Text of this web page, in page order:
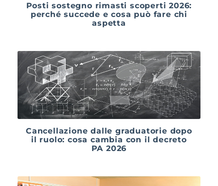
Posti sostegno rimasti scoperti 2026:
perché succede e cosa può fare chi
aspetta
Cancellazione dalle graduatorie dopo
il ruolo: cosa cambia con il decreto
PA 2026